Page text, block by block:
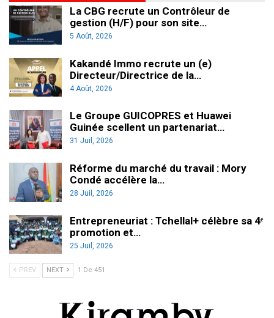
La CBG recrute un Contrôleur de
gestion (H/F) pour son site…
5 Août, 2026
Kakandé Immo recrute un (e)
Directeur/Directrice de la…
4 Août, 2026
Le Groupe GUICOPRES et Huawei
Guinée scellent un partenariat…
31 Juil, 2026
Réforme du marché du travail : Mory
Condé accélère la…
28 Juil, 2026
Entrepreneuriat : Tchellal+ célèbre sa 4ᵉ
promotion et…
25 Juil, 2026
PREV NEXT 1 De 451